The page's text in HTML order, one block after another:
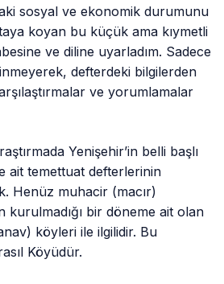
sosyal ve ekonomik durumunu
koyan bu küçük ama kıymetli
ve diline uyarladım. Sadece
defterdeki bilgilerden
ve yorumlamalar
Yenişehir’in belli başlı
ait temettuat defterlerinin
Henüz muhacir (macır)
kurulmadığı bir döneme ait olan
köyleri ile ilgilidir. Bu
Köyüdür.